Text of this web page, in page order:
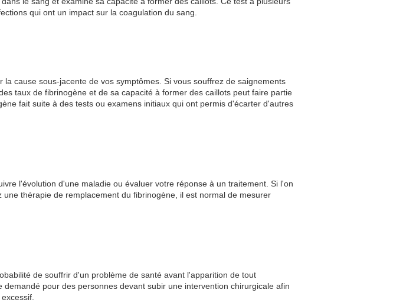
qui ont un impact sur la coagulation du sang.
cause sous-jacente de vos symptômes. Si vous souffrez de saignements
taux de fibrinogène et de sa capacité à former des caillots peut faire partie
fait suite à des tests ou examens initiaux qui ont permis d'écarter d'autres
l'évolution d'une maladie ou évaluer votre réponse à un traitement. Si l'on
thérapie de remplacement du fibrinogène, il est normal de mesurer
de souffrir d'un problème de santé avant l'apparition de tout
pour des personnes devant subir une intervention chirurgicale afin